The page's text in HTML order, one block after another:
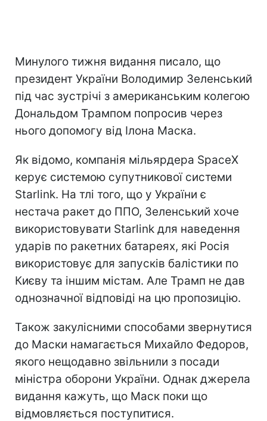
Минулого тижня видання писало, що
президент України Володимир Зеленський
під час зустрічі з американським колегою
Дональдом Трампом попросив через
нього допомогу від Ілона Маска.
Як відомо, компанія мільярдера SpaceX
керує системою супутникової системи
Starlink. На тлі того, що у України є
нестача ракет до ППО, Зеленський хоче
використовувати Starlink для наведення
ударів по ракетних батареях, які Росія
використовує для запусків балістики по
Києву та іншим містам. Але Трамп не дав
однозначної відповіді на цю пропозицію.
Також закулісними способами звернутися
до Маски намагається Михайло Федоров,
якого нещодавно звільнили з посади
міністра оборони України. Однак джерела
видання кажуть, що Маск поки що
відмовляється поступитися.